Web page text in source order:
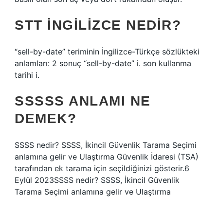
STT İNGILIZCE NEDIR?
“sell-by-date” teriminin İngilizce-Türkçe sözlükteki
anlamları: 2 sonuç “sell-by-date” i. son kullanma
tarihi i.
SSSSS ANLAMI NE
DEMEK?
SSSS nedir? SSSS, İkincil Güvenlik Tarama Seçimi
anlamına gelir ve Ulaştırma Güvenlik İdaresi (TSA)
tarafından ek tarama için seçildiğinizi gösterir.6
Eylül 2023SSSS nedir? SSSS, İkincil Güvenlik
Tarama Seçimi anlamına gelir ve Ulaştırma